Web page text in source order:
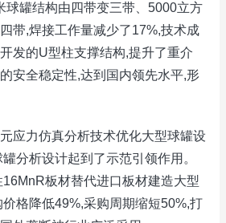
球罐结构由四带变三带、5000立方
带,焊接工作量减少了17%,技术成
发的U型柱支撑结构,提升了重介
安全稳定性,达到国内领先水平,形
应力仿真分析技术优化大型球罐设
分析设计起到了示范引领作用。
板材替代进口板材建造大型
格降低49%,采购周期缩短50%,打